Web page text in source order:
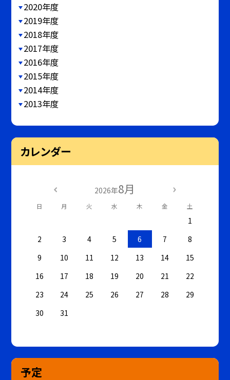
2020年度
2019年度
2018年度
2017年度
2016年度
2015年度
2014年度
2013年度
カレンダー
2026年8月
日 月 火 水 木 金 土
1
2
3 4 5 6 7
8
9
10 11 12 13 14
15
16
17 18 19 20 21
22
23
24 25 26 27 28
29
30
31
予定